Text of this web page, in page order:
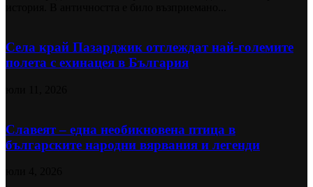
Села край Пазарджик отглеждат най-големите
полета с ехинацея в България
Славеят – една необикновена птица в
българските народни вярвания и легенди